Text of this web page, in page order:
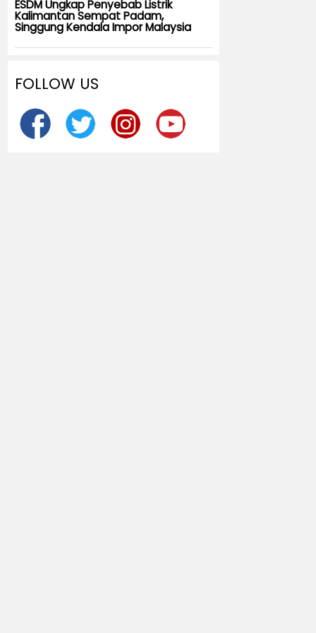
ESDM Ungkap Penyebab Listrik
Kalimantan Sempat Padam,
Singgung Kendala Impor Malaysia
FOLLOW US